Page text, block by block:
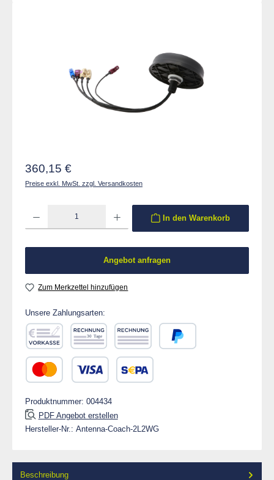
Regulärer Preis:
360,15 €
Preise exkl. MwSt. zzgl. Versandkosten
In den Warenkorb
Angebot anfragen
Zum Merkzettel hinzufügen
Unsere Zahlungsarten:
Vorkasse Rechnung 30 Tage
Rechnung
Produktnummer: 004434
PDF Angebot erstellen
Hersteller-Nr.: Antenna-Coach-2L2WG
Beschreibung